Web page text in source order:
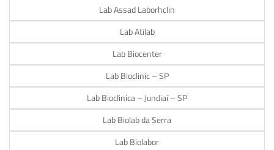
Lab Assad Laborhclin
Lab Atilab
Lab Biocenter
Lab Bioclinic – SP
Lab Bioclinica – Jundiaí – SP
Lab Biolab da Serra
Lab Biolabor